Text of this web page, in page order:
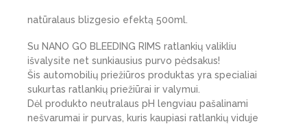
natūralaus blizgesio efektą 500ml.
Su NANO GO BLEEDING RIMS ratlankių valikliu
išvalysite net sunkiausius purvo pėdsakus!
Šis automobilių priežiūros produktas yra specialiai
sukurtas ratlankių priežiūrai ir valymui.
Dėl produkto neutralaus pH lengviau pašalinami
nešvarumai ir purvas, kuris kaupiasi ratlankių viduje